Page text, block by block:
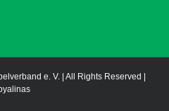
e. V. | All Rights Reserved |